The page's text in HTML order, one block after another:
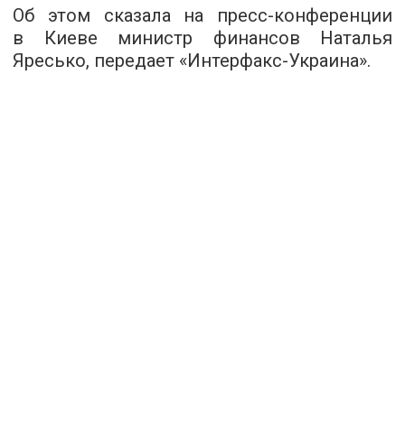
Об этом сказала на пресс-конференции
в Киеве министр финансов Наталья
Яресько, передает «Интерфакс-Украина».